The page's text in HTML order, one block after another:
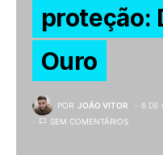
proteção:
Ouro
POR JOÃO VITOR 6 DE
SEM COMENTÁRIOS